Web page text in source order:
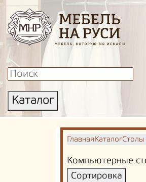
Каталог
ГлавнаяКаталогСтолы
Компьютерные
Сортировка